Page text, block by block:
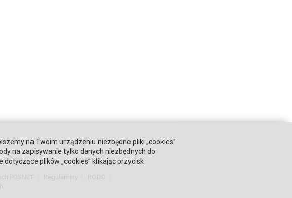
na Twoim urządzeniu niezbędne pliki „cookies”
na zapisywanie tylko danych niezbędnych do
plików „cookies” klikając przycisk